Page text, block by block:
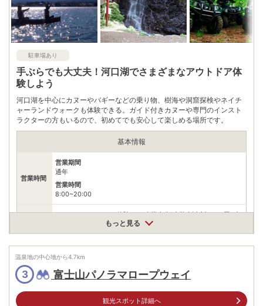
※ 掲載情報は変更になる場合があります。最新の内容はご利用前にご自身でお
問合せください。
※ 料金情報は税込・税抜表記が混ざっております。正しい金額はご利用前にご
自身でお問合せください。
駐車場あり
手ぶらでも大丈夫！河口湖でさまざまなアウトドア体
験しよう
河口湖を中心にカヌーやバギーなどの乗り物、樹海や洞窟探検やネイチ
ャーランドウォークも体験できる。ガイド付きカヌーや専門のインスト
ラクターの方もいるので、初めてでも安心して楽しめる場所です。
基本情報
営業時間
営業期間
通年
営業時間
8:00~20:00
料金
･カナディアンカヌー体験:お一人様大人(小学生以上)6600円､小
人(幼児)3300円･四輪バギー体験:お一人様大人(16歳以上)6600
※左記のほか、さまざまな体験コースあり。（利用時間･料金も
各々有り）
住所
もっと見る
温泉地の中心地から4.7km
3 富士山パノラマロープウェイ
観光スポット詳細へ